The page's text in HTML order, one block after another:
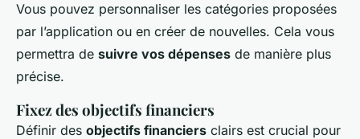
Vous pouvez personnaliser les catégories proposées
par l’application ou en créer de nouvelles. Cela vous
permettra de suivre vos dépenses de manière plus
précise.
Fixez des objectifs financiers
Définir des objectifs financiers clairs est crucial pour